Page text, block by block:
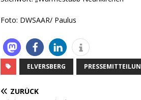
Foto: DWSAAR/ Paulus
ELVERSBERG
ZURÜCK